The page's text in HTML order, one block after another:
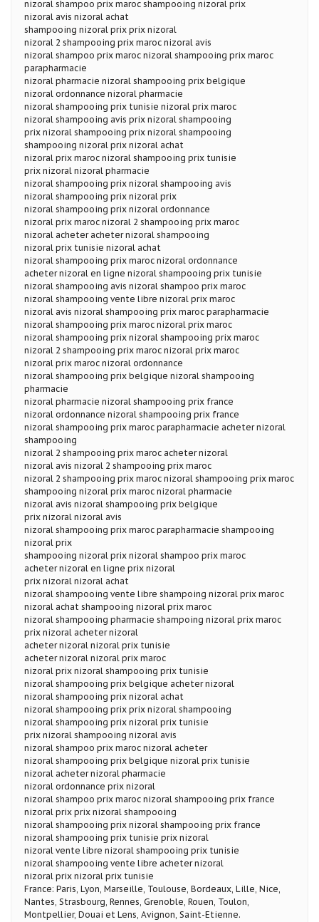
nizoral shampoo prix maroc shampooing nizoral prix
nizoral avis nizoral achat
shampooing nizoral prix prix nizoral
nizoral 2 shampooing prix maroc nizoral avis
nizoral shampoo prix maroc nizoral shampooing prix maroc
parapharmacie
nizoral pharmacie nizoral shampooing prix belgique
nizoral ordonnance nizoral pharmacie
nizoral shampooing prix tunisie nizoral prix maroc
nizoral shampooing avis prix nizoral shampooing
prix nizoral shampooing prix nizoral shampooing
shampooing nizoral prix nizoral achat
nizoral prix maroc nizoral shampooing prix tunisie
prix nizoral nizoral pharmacie
nizoral shampooing prix nizoral shampooing avis
nizoral shampooing prix nizoral prix
nizoral shampooing prix nizoral ordonnance
nizoral prix maroc nizoral 2 shampooing prix maroc
nizoral acheter acheter nizoral shampooing
nizoral prix tunisie nizoral achat
nizoral shampooing prix maroc nizoral ordonnance
acheter nizoral en ligne nizoral shampooing prix tunisie
nizoral shampooing avis nizoral shampoo prix maroc
nizoral shampooing vente libre nizoral prix maroc
nizoral avis nizoral shampooing prix maroc parapharmacie
nizoral shampooing prix maroc nizoral prix maroc
nizoral shampooing prix nizoral shampooing prix maroc
nizoral 2 shampooing prix maroc nizoral prix maroc
nizoral prix maroc nizoral ordonnance
nizoral shampooing prix belgique nizoral shampooing
pharmacie
nizoral pharmacie nizoral shampooing prix france
nizoral ordonnance nizoral shampooing prix france
nizoral shampooing prix maroc parapharmacie acheter nizoral
shampooing
nizoral 2 shampooing prix maroc acheter nizoral
nizoral avis nizoral 2 shampooing prix maroc
nizoral 2 shampooing prix maroc nizoral shampooing prix maroc
shampooing nizoral prix maroc nizoral pharmacie
nizoral avis nizoral shampooing prix belgique
prix nizoral nizoral avis
nizoral shampooing prix maroc parapharmacie shampooing
nizoral prix
shampooing nizoral prix nizoral shampoo prix maroc
acheter nizoral en ligne prix nizoral
prix nizoral nizoral achat
nizoral shampooing vente libre shampoing nizoral prix maroc
nizoral achat shampooing nizoral prix maroc
nizoral shampooing pharmacie shampoing nizoral prix maroc
prix nizoral acheter nizoral
acheter nizoral nizoral prix tunisie
acheter nizoral nizoral prix maroc
nizoral prix nizoral shampooing prix tunisie
nizoral shampooing prix belgique acheter nizoral
nizoral shampooing prix nizoral achat
nizoral shampooing prix prix nizoral shampooing
nizoral shampooing prix nizoral prix tunisie
prix nizoral shampooing nizoral avis
nizoral shampoo prix maroc nizoral acheter
nizoral shampooing prix belgique nizoral prix tunisie
nizoral acheter nizoral pharmacie
nizoral ordonnance prix nizoral
nizoral shampoo prix maroc nizoral shampooing prix france
nizoral prix prix nizoral shampooing
nizoral shampooing prix nizoral shampooing prix france
nizoral shampooing prix tunisie prix nizoral
nizoral vente libre nizoral shampooing prix tunisie
nizoral shampooing vente libre acheter nizoral
nizoral prix nizoral prix tunisie
France: Paris, Lyon, Marseille, Toulouse, Bordeaux, Lille, Nice,
Nantes, Strasbourg, Rennes, Grenoble, Rouen, Toulon,
Montpellier, Douai et Lens, Avignon, Saint-Etienne.